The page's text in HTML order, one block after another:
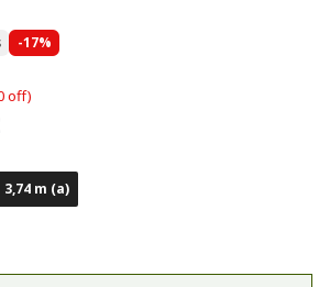
-17%
off)
3,74 m (a)